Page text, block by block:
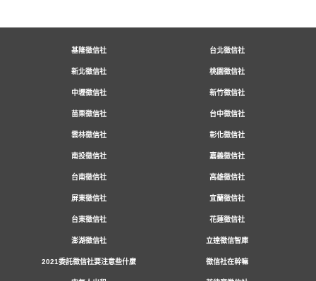
基隆徵信社 台北徵信社
新北徵信社 桃園徵信社
中壢徵信社 新竹徵信社
苗栗徵信社 台中徵信社
雲林徵信社 彰化徵信社
南投徵信社 嘉義徵信社
台南徵信社 高雄徵信社
屏東徵信社 宜蘭徵信社
台東徵信社 花蓮徵信社
澎湖徵信社 立達徵信智庫
2021委託徵信社要注意些什麼 徵信社在幹嘛